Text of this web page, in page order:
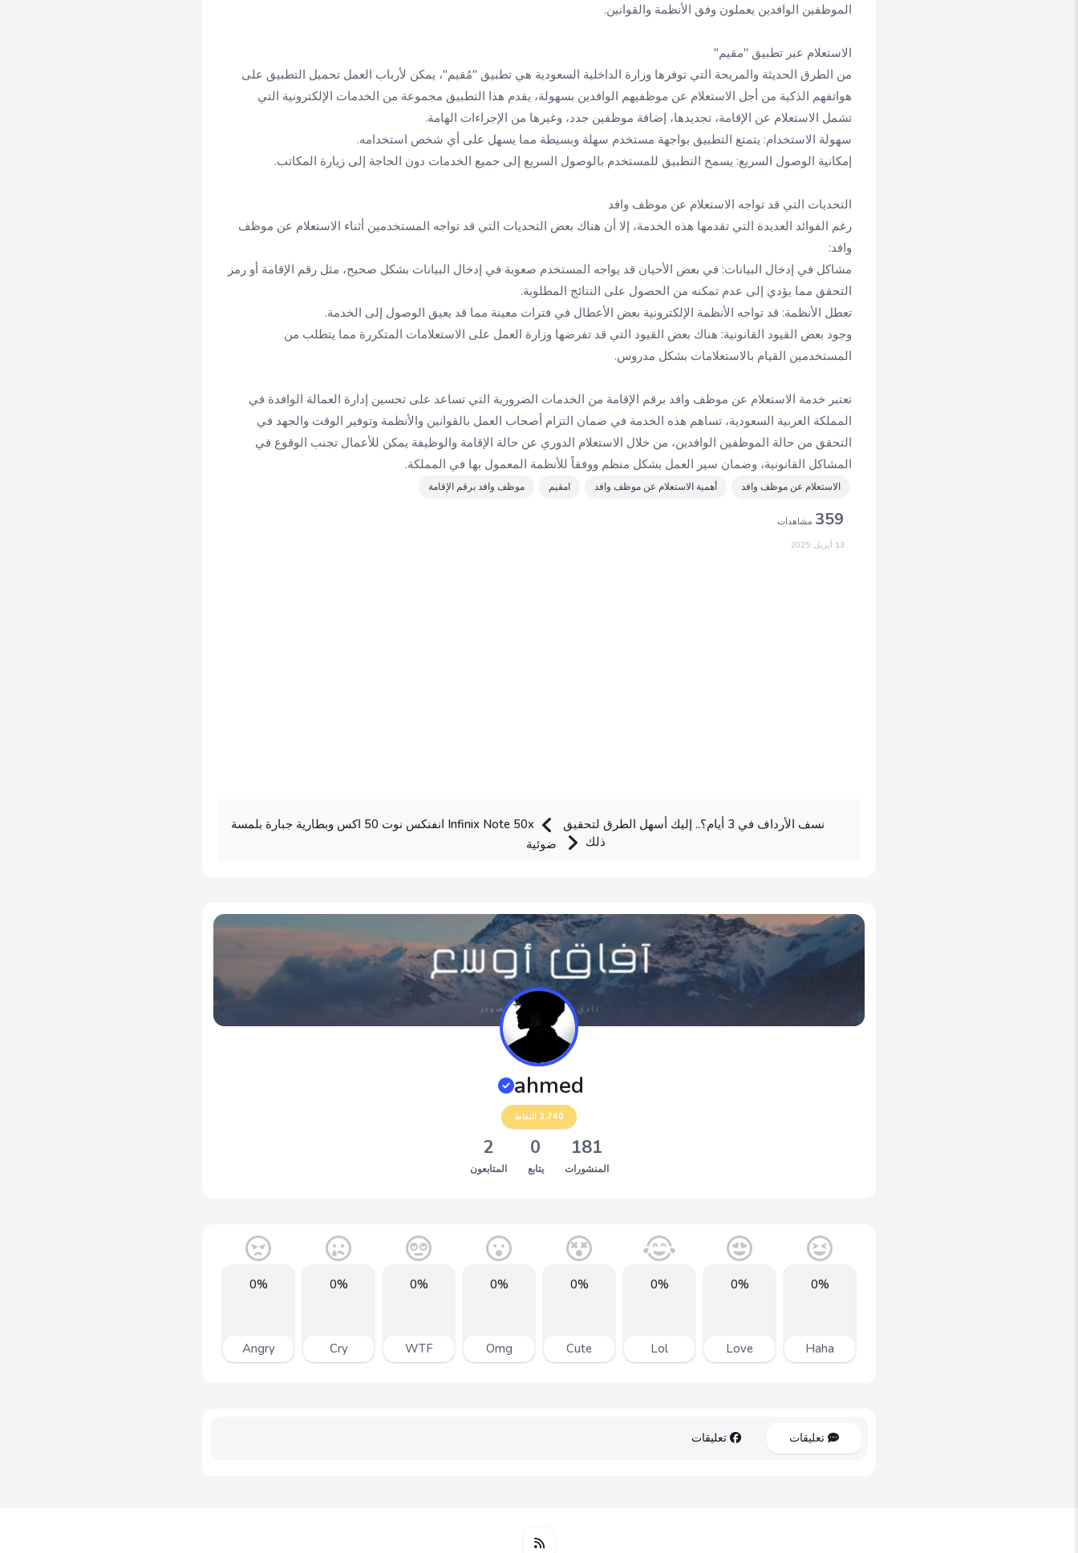
الموظفين الوافدين يعملون وفق الأنظمة والقوانين.
الاستعلام عبر تطبيق "مقيم"
من الطرق الحديثة والمريحة التي توفرها وزارة الداخلية السعودية هي تطبيق "مُقيم"، يمكن لأرباب العمل تحميل التطبيق على
هواتفهم الذكية من أجل الاستعلام عن موظفيهم الوافدين بسهولة، يقدم هذا التطبيق مجموعة من الخدمات الإلكترونية التي
تشمل الاستعلام عن الإقامة، تجديدها، إضافة موظفين جدد، وغيرها من الإجراءات الهامة.
سهولة الاستخدام: يتمتع التطبيق بواجهة مستخدم سهلة وبسيطة مما يسهل على أي شخص استخدامه.
إمكانية الوصول السريع: يسمح التطبيق للمستخدم بالوصول السريع إلى جميع الخدمات دون الحاجة إلى زيارة المكاتب.
التحديات التي قد تواجه الاستعلام عن موظف وافد
رغم الفوائد العديدة التي تقدمها هذه الخدمة، إلا أن هناك بعض التحديات التي قد تواجه المستخدمين أثناء الاستعلام عن موظف
وافد:
مشاكل في إدخال البيانات: في بعض الأحيان قد يواجه المستخدم صعوبة في إدخال البيانات بشكل صحيح، مثل رقم الإقامة أو رمز
التحقق مما يؤدي إلى عدم تمكنه من الحصول على النتائج المطلوبة.
تعطل الأنظمة: قد تواجه الأنظمة الإلكترونية بعض الأعطال في فترات معينة مما قد يعيق الوصول إلى الخدمة.
وجود بعض القيود القانونية: هناك بعض القيود التي قد تفرضها وزارة العمل على الاستعلامات المتكررة مما يتطلب من
المستخدمين القيام بالاستعلامات بشكل مدروس.
تعتبر خدمة الاستعلام عن موظف وافد برقم الإقامة من الخدمات الضرورية التي تساعد على تحسين إدارة العمالة الوافدة في
المملكة العربية السعودية، تساهم هذه الخدمة في ضمان التزام أصحاب العمل بالقوانين والأنظمة وتوفير الوقت والجهد في
التحقق من حالة الموظفين الوافدين، من خلال الاستعلام الدوري عن حالة الإقامة والوظيفة يمكن للأعمال تجنب الوقوع في
المشاكل القانونية، وضمان سير العمل بشكل منظم ووفقاً للأنظمة المعمول بها في المملكة.
الاستعلام عن موظف وافد أهمية الاستعلام عن موظف وافد امقيم موظف وافد برقم الإقامة
359 مشاهدات
13 أبريل, 2025
Infinix Note 50x انفنكس نوت 50 اكس وبطارية جبارة بلمسة
ضوئية
نسف الأرداف في 3 أيام؟.. إليك أسهل الطرق لتحقيق
ذلك
ahmed
3,740 النقاط
181
المنشورات
0
يتابع
2
المتابعون
0%
Haha
0%
Love
0%
Lol
0%
Cute
0%
Omg
0%
WTF
0%
Cry
0%
Angry
تعليقات تعليقات